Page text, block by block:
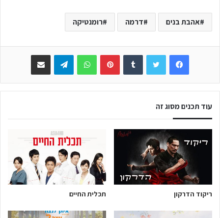
אהבת בנים דרמה רומנטיקה
Facebook
WhatsApp
Telegram
עוד תכנים מסוג זה
ריקוד הדרקון תכלית החיים